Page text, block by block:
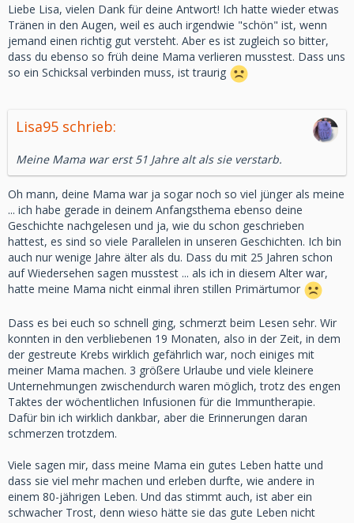
Liebe Lisa, vielen Dank für deine Antwort! Ich hatte wieder etwas
Tränen in den Augen, weil es auch irgendwie "schön" ist, wenn
jemand einen richtig gut versteht. Aber es ist zugleich so bitter,
dass du ebenso so früh deine Mama verlieren musstest. Dass uns
so ein Schicksal verbinden muss, ist traurig
Lisa95 schrieb:
Meine Mama war erst 51 Jahre alt als sie verstarb.
Oh mann, deine Mama war ja sogar noch so viel jünger als meine
... ich habe gerade in deinem Anfangsthema ebenso deine
Geschichte nachgelesen und ja, wie du schon geschrieben
hattest, es sind so viele Parallelen in unseren Geschichten. Ich bin
auch nur wenige Jahre älter als du. Dass du mit 25 Jahren schon
auf Wiedersehen sagen musstest ... als ich in diesem Alter war,
hatte meine Mama nicht einmal ihren stillen Primärtumor
Dass es bei euch so schnell ging, schmerzt beim Lesen sehr. Wir
konnten in den verbliebenen 19 Monaten, also in der Zeit, in dem
der gestreute Krebs wirklich gefährlich war, noch einiges mit
meiner Mama machen. 3 größere Urlaube und viele kleinere
Unternehmungen zwischendurch waren möglich, trotz des engen
Taktes der wöchentlichen Infusionen für die Immuntherapie.
Dafür bin ich wirklich dankbar, aber die Erinnerungen daran
schmerzen trotzdem.
Viele sagen mir, dass meine Mama ein gutes Leben hatte und
dass sie viel mehr machen und erleben durfte, wie andere in
einem 80-jährigen Leben. Und das stimmt auch, ist aber ein
schwacher Trost, denn wieso hätte sie das gute Leben nicht